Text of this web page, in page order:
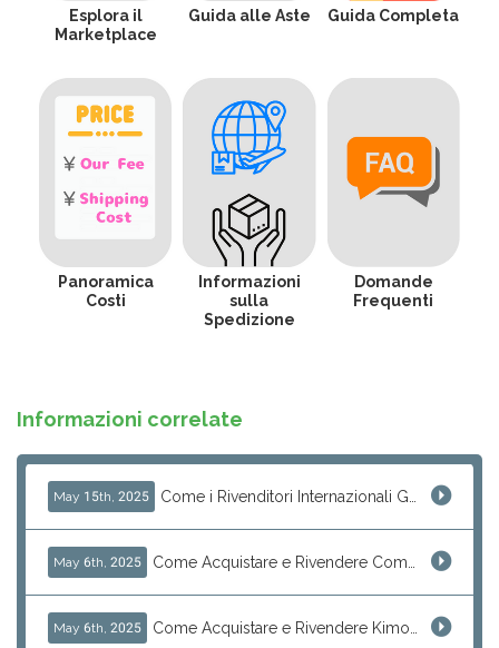
Esplora il
Marketplace
Guida alle Aste Guida Completa
Panoramica
Costi
Informazioni
sulla
Spedizione
Domande
Frequenti
Informazioni correlate
May 15th, 2025
May 6th, 2025
May 6th, 2025